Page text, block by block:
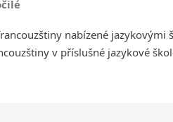
nabízené
v příslušné jazykové